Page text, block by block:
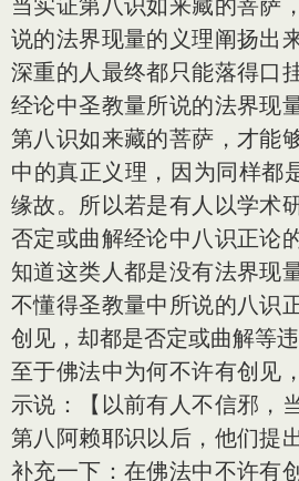
当实证第八识如来藏的菩萨
说的法界现量的义理阐扬出
深重的人最终都只能落得口
经论中圣教量所说的法界现
第八识如来藏的菩萨，才能
中的真正义理，因为同样都
缘故。所以若是有人以学术
否定或曲解经论中八识正论
知道这类人都是没有法界现
不懂得圣教量中所说的八识
创见，却都是否定或曲解等
至于佛法中为何不许有创见
示说：【以前有人不信邪，
第八阿赖耶识以后，他们提
补充一下：在佛法中不许有